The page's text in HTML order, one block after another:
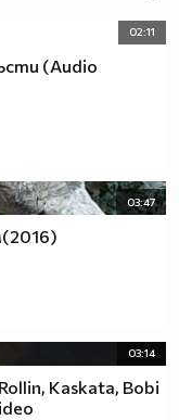
02:11
(Audio
03:47
03:14
Kaskata, Bobi